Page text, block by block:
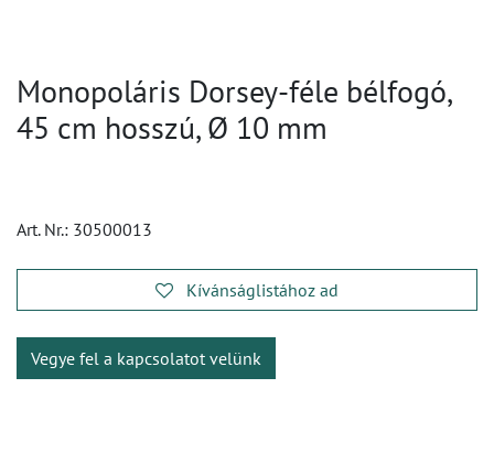
Monopoláris Dorsey-féle bélfogó,
45 cm hosszú, Ø 10 mm
Art. Nr.: 30500013
Kívánságlistához ad
Vegye fel a kapcsolatot velünk